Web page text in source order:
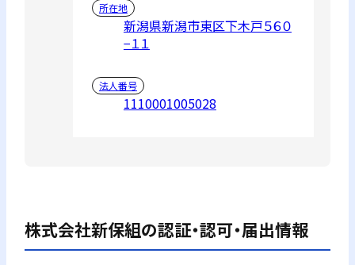
所在地
新潟県新潟市東区下木戸５６０
−１１
法人番号
1110001005028
株式会社新保組の認証・認可・届出情報